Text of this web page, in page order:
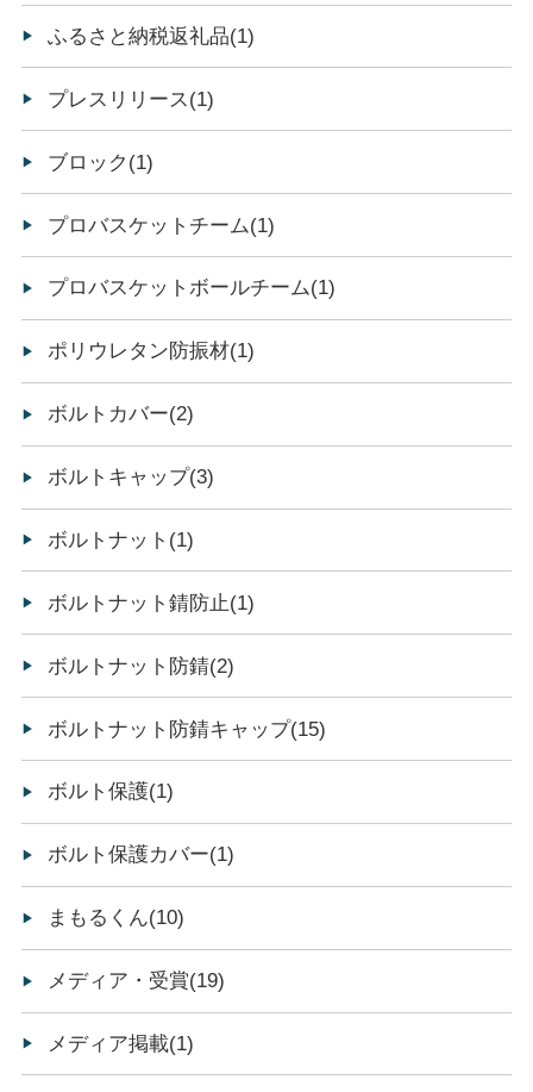
ふるさと納税返礼品(1)
プレスリリース(1)
ブロック(1)
プロバスケットチーム(1)
プロバスケットボールチーム(1)
ポリウレタン防振材(1)
ボルトカバー(2)
ボルトキャップ(3)
ボルトナット(1)
ボルトナット錆防止(1)
ボルトナット防錆(2)
ボルトナット防錆キャップ(15)
ボルト保護(1)
ボルト保護カバー(1)
まもるくん(10)
メディア・受賞(19)
メディア掲載(1)